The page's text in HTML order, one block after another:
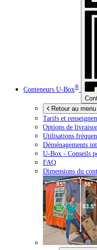
Conteneurs U-Box®
Retour au
Tarifs et
Options de
Utilisations
Déménagements
U-Box - Conseils
FAQ
Dimensions du